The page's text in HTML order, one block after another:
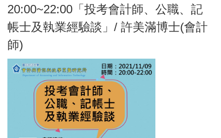
20:00~22:00「投考會計師、公職、記
帳士及執業經驗談」/ 許美滿博士(會計
師)